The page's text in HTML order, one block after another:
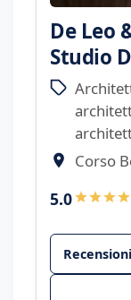
De Leo
Studio
Corso
5.0
Recensioni